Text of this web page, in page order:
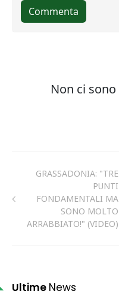
GRASSADONIA: "TRE
PUNTI
FONDAMENTALI MA
SONO MOLTO
ARRABBIATO!" (VIDEO)
Ultime News